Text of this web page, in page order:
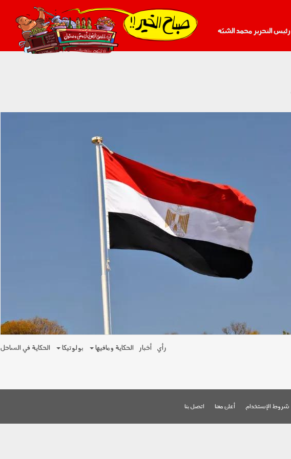
رئيس التحرير محمد الشبّه
021_2.png
رأي أخبار الحكاية ومافيها بولوتيكا الحكاية في الساحل
شروط الإستخدام أعلن معنا اتصل بنا